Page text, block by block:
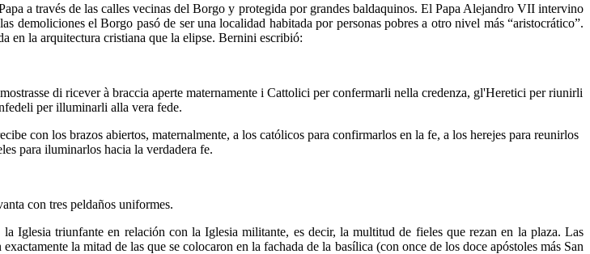
a través de las calles vecinas del Borgo y protegida por grandes baldaquinos. El Papa Alejandro VII intervino
el Borgo pasó de ser una localidad habitada por personas pobres a otro nivel más “aristocrático”.
en la arquitectura cristiana que la elipse. Bernini escribió:
di ricever à braccia aperte maternamente i Cattolici per confermarli nella credenza, gl'Heretici per riunirli
per illuminarli alla vera fede.
con los brazos abiertos, maternalmente, a los católicos para confirmarlos en la fe, a los herejes para reunirlos
para iluminarlos hacia la verdadera fe.
con tres peldaños uniformes.
Iglesia triunfante en relación con la Iglesia militante, es decir, la multitud de fieles que rezan en la plaza. Las
la mitad de las que se colocaron en la fachada de la basílica (con once de los doce apóstoles más San